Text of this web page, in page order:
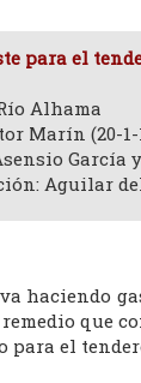
para el
Alhama
Marín (20-
García
Aguilar
haciendo
que
para el